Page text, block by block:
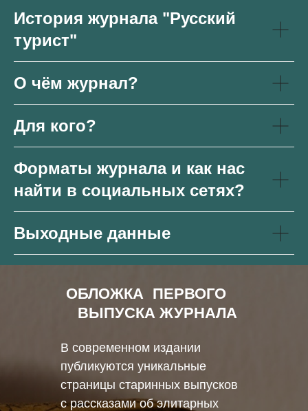
История журнала "Русский
турист"
О чём журнал?
Для кого?
Форматы журнала и как нас
найти в социальных сетях?
Выходные данные
ОБЛОЖКА
В современном издании
публикуются уникальные
страницы старинных выпусков
с рассказами об элитарных
ПЕРВОГО
ВЫПУСКА ЖУРНАЛА